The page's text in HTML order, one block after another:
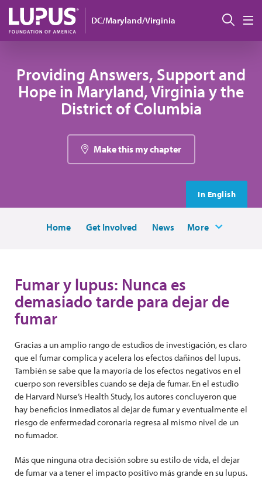
Pasar al contenido principal
DC/Maryland/Virginia
Providing Answers, Support and
Hope in Maryland, Virginia y the
District of Columbia
Make this my chapter
In English
Home Get Involved News More
Fumar y lupus: Nunca es
demasiado tarde para dejar de
fumar
Gracias a un amplio rango de estudios de investigación, es claro
que el fumar complica y acelera los efectos dañinos del lupus.
También se sabe que la mayoría de los efectos negativos en el
cuerpo son reversibles cuando se deja de fumar. En el estudio
de Harvard Nurse’s Health Study, los autores concluyeron que
hay beneficios inmediatos al dejar de fumar y eventualmente el
riesgo de enfermedad coronaria regresa al mismo nivel de un
no fumador.
Más que ninguna otra decisión sobre su estilo de vida, el dejar
de fumar va a tener el impacto positivo más grande en su lupus.